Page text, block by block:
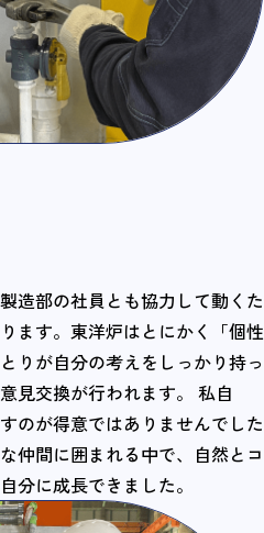
造部の社員とも協力して動くた
ます。東洋炉はとにかく「個性
りが自分の考えをしっかり持っ
見交換が行われます。 私自
のが得意ではありませんでした
仲間に囲まれる中で、自然とコ
分に成長できました。